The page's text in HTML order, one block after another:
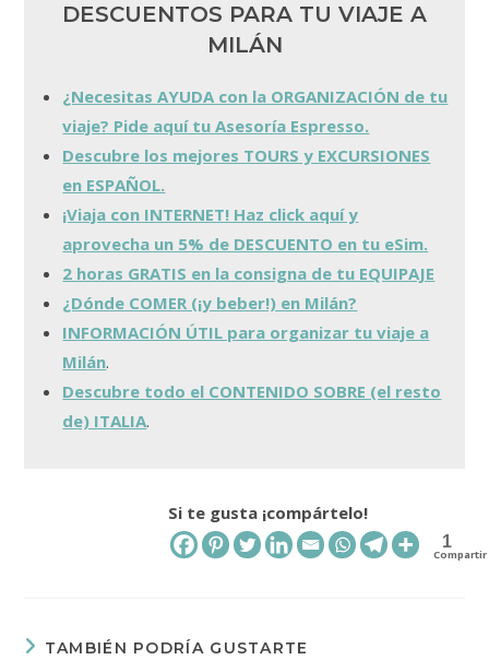
DESCUENTOS PARA TU VIAJE A
MILÁN
¿Necesitas AYUDA con la ORGANIZACIÓN de tu
viaje? Pide aquí tu Asesoría Espresso.
Descubre los mejores TOURS y EXCURSIONES
en ESPAÑOL.
¡Viaja con INTERNET! Haz click aquí y
aprovecha un 5% de DESCUENTO en tu eSim.
2 horas GRATIS en la consigna de tu EQUIPAJE
¿Dónde COMER (¡y beber!) en Milán?
INFORMACIÓN ÚTIL para organizar tu viaje a
Milán.
Descubre todo el CONTENIDO SOBRE (el resto
de) ITALIA.
Si te gusta ¡compártelo!
1
Compartir
TAMBIÉN PODRÍA GUSTARTE